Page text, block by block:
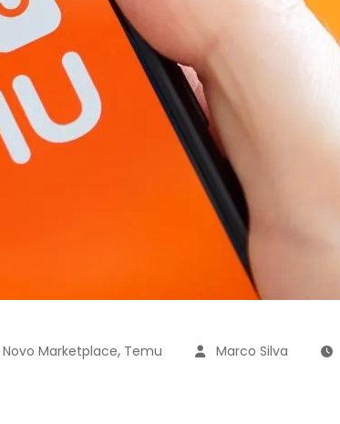
Novo Marketplace, Temu Marco Silva